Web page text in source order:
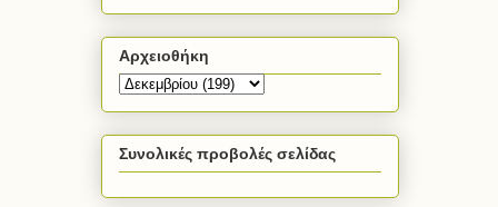
Αρχειοθήκη
Συνολικές προβολές σελίδας